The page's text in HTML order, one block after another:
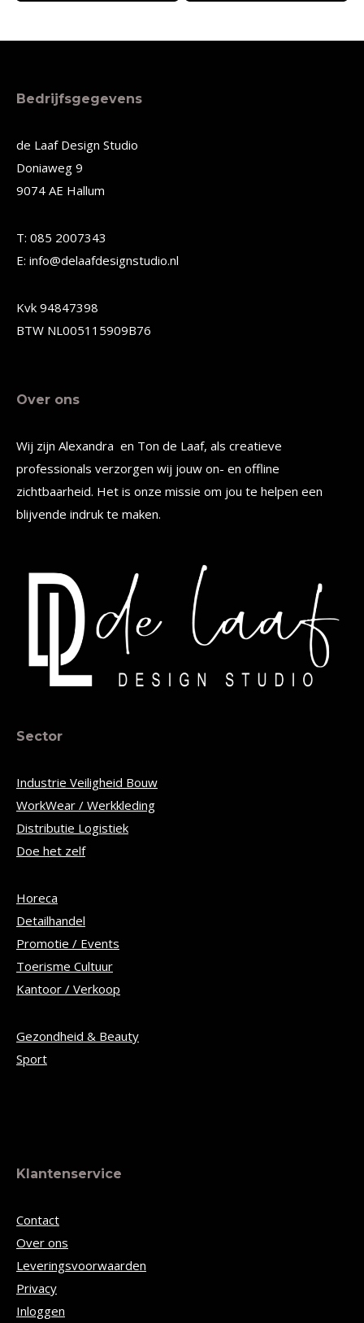
product
meerdere
Deze
optie
kan
worden
de
productpagina
product
Bedrijfsgegevens
de Laaf Design Studio
Doniaweg 9
9074 AE Hallum
T: 085 2007343
E: info@delaafdesignstudio.nl
Kvk 94847398
BTW NL005115909B76
Over ons
Wij zijn Alexandra en Ton de Laaf, als creatieve
professionals verzorgen wij jouw on- en offline
zichtbaarheid. Het is onze missie om jou te helpen een
blijvende indruk te maken.
Sector
Industrie Veiligheid Bouw
WorkWear / Werkkleding
Distributie Logistiek
Doe het zelf
Horeca
Detailhandel
Promotie / Events
Toerisme Cultuur
Kantoor / Verkoop
Gezondheid & Beauty
Sport
Klantenservice
Contact
Over ons
Leveringsvoorwaarden
Privacy
Inloggen